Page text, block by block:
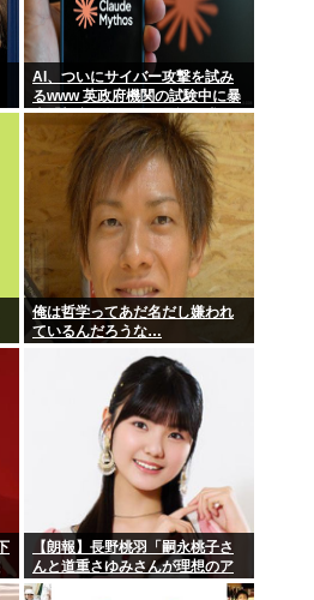
AI、ついにサイバー攻撃を試み
るwww 英政府機関の試験中に暴
走「架空人物になり承認要求」
俺は哲学ってあだ名だし嫌われ
ているんだろうな…
【朗報】長野桃羽「嗣永桃子さ
んと道重さゆみさんが理想のア
イドル像」